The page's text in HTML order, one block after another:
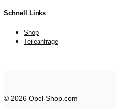
Schnell Links
Shop
Teileanfrage
© 2026 Opel-Shop.com